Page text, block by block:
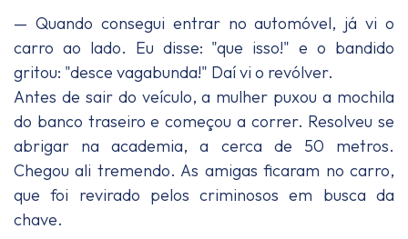
— Quando consegui entrar no automóvel, já vi o
carro ao lado. Eu disse: "que isso!" e o bandido
gritou: "desce vagabunda!" Daí vi o revólver.
Antes de sair do veículo, a mulher puxou a mochila
do banco traseiro e começou a correr. Resolveu se
abrigar na academia, a cerca de 50 metros.
Chegou ali tremendo. As amigas ficaram no carro,
que foi revirado pelos criminosos em busca da
chave.